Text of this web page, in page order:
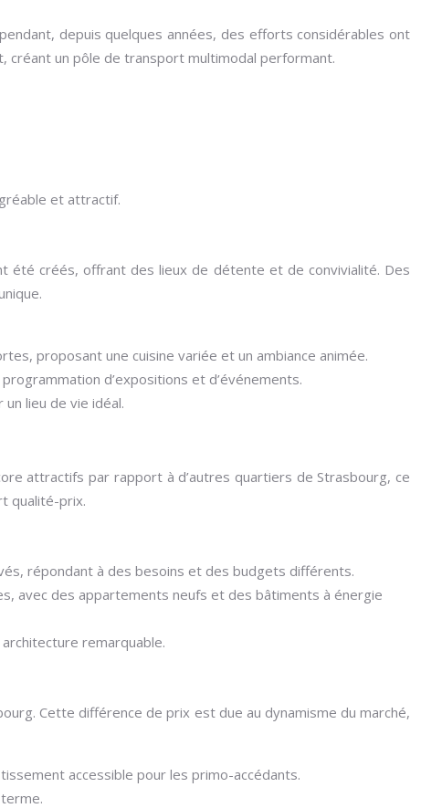
depuis quelques années, des efforts considérables ont
créant un pôle de transport multimodal performant.
et attractif.
été créés, offrant des lieux de détente et de convivialité. Des
proposant une cuisine variée et un ambiance animée.
d’expositions et d’événements.
lieu de vie idéal.
attractifs par rapport à d’autres quartiers de Strasbourg, ce
qualité-prix.
répondant à des besoins et des budgets différents.
avec des appartements neufs et des bâtiments à énergie
remarquable.
Cette différence de prix est due au dynamisme du marché,
accessible pour les primo-accédants.